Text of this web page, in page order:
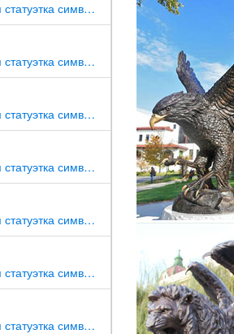
куплю городская статуэтка символ собака как вид изобразительного искусства
куплю городская статуэтка символ собака на постаменте
куплю городская статуэтка символ собака в романской скульптуре
куплю городская статуэтка символ собака в царском селе
куплю городская статуэтка символ собака в движении 7 класс
куплю городская статуэтка символ собака в скульптуре древней греции
куплю городская статуэтка символ собака в школе искусств
Свои юношеские
камерной
Анненский.
Бронзовая
Я люблю гулять в
центре
8 самых
Скульптура,
что цветы